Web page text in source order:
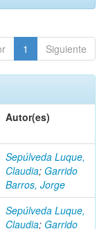
1 Siguiente
Autor(es)
Sepúlveda Luque,
Claudia; Garrido
Barros, Jorge
Sepúlveda Luque,
Claudia; Garrido